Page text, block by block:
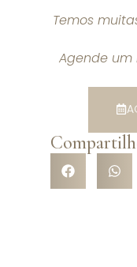
Temos
Agende